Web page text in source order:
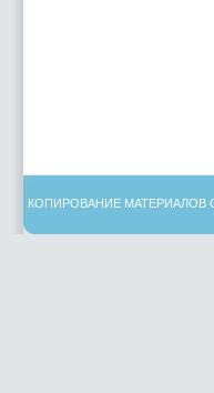
КОПИРОВАНИЕ МАТЕРИАЛОВ